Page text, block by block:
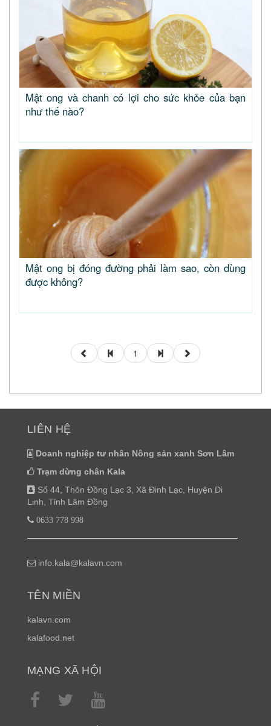
Mật ong và chanh có lợi cho sức khỏe của bạn
như thế nào?
Mật ong bị đóng đường phải làm sao, còn dùng
được không?
1
LIÊN HỆ
Doanh nghiệp tư nhân Nông sản xanh Sơn Lâm
Trạm dừng chân Kala
Số 44, Thôn Đồng Lạc 3, Xã Đinh Lạc, Huyện Di
Linh, Tỉnh Lâm Đồng
0633 778 998
info.kala@kalavn.com
TÊN MIỀN
kalavn.com
kalafood.net
MẠNG XÃ HỘI